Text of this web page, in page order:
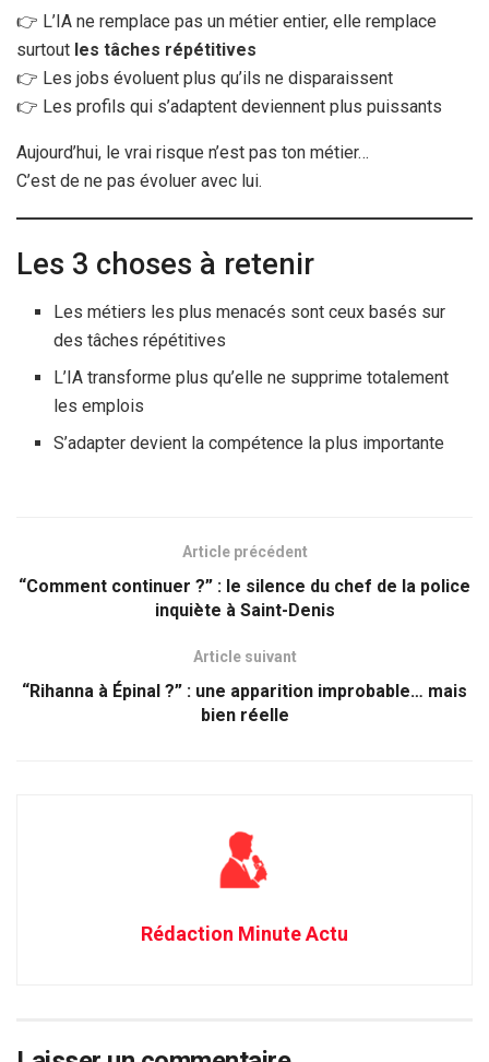
👉 L’IA ne remplace pas un métier entier, elle remplace
surtout les tâches répétitives
👉 Les jobs évoluent plus qu’ils ne disparaissent
👉 Les profils qui s’adaptent deviennent plus puissants
Aujourd’hui, le vrai risque n’est pas ton métier…
C’est de ne pas évoluer avec lui.
Les 3 choses à retenir
Les métiers les plus menacés sont ceux basés sur
des tâches répétitives
L’IA transforme plus qu’elle ne supprime totalement
les emplois
S’adapter devient la compétence la plus importante
Article précédent
“Comment continuer ?” : le silence du chef de la police
inquiète à Saint-Denis
Article suivant
“Rihanna à Épinal ?” : une apparition improbable… mais
bien réelle
Rédaction Minute Actu